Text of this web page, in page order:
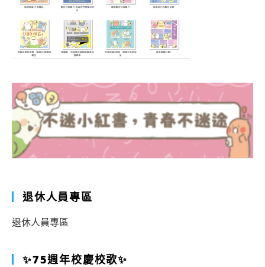
退休人員專區
退休人員專區
✨75週年校慶校歌✨